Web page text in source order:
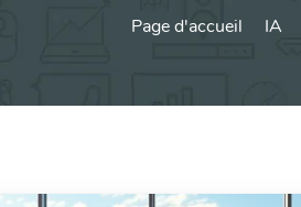
Page d'accueil IA